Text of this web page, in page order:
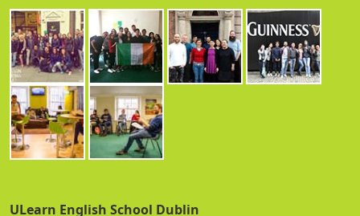
ULearn English School Dublin